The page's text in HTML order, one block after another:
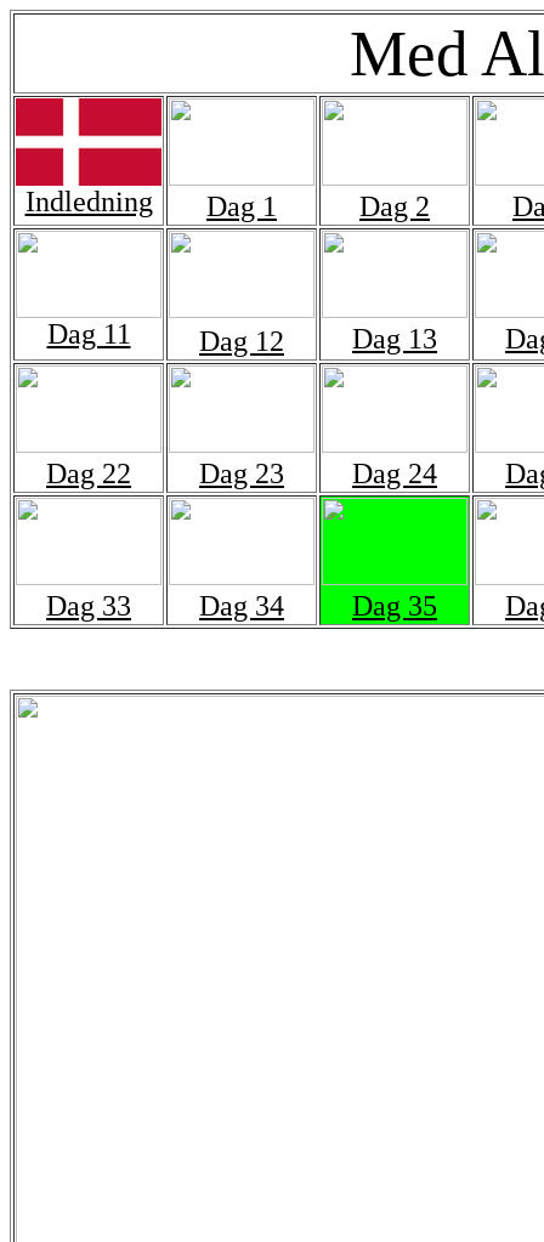
Med
Indledning Dag 1 Dag 2
Dag 11 Dag 12 Dag 13
Dag 22 Dag 23 Dag 24
Dag 33 Dag 34 Dag 35